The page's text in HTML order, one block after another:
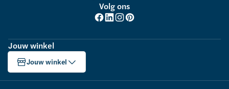
Volg ons
Jouw winkel
Jouw winkel